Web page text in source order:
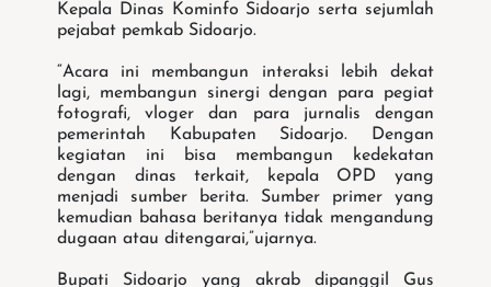
Kepala Dinas Kominfo Sidoarjo serta sejumlah
pejabat pemkab Sidoarjo.
“Acara ini membangun interaksi lebih dekat
lagi, membangun sinergi dengan para pegiat
fotografi, vloger dan para jurnalis dengan
pemerintah Kabupaten Sidoarjo. Dengan
kegiatan ini bisa membangun kedekatan
dengan dinas terkait, kepala OPD yang
menjadi sumber berita. Sumber primer yang
kemudian bahasa beritanya tidak mengandung
dugaan atau ditengarai,”ujarnya.
Bupati Sidoarjo yang akrab dipanggil Gus